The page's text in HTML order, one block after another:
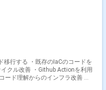
りながら、サービスのパフォー
を持ち、長期的なキャリア形成
ムが横断的にインフラ設計・構
。 ・クリエイティブおよびゲー
にスキルアップできる環境で
移行する ・既存のIaCのコードを
クル改善 ・Github Actionを利用
ード理解からのインフラ改善 ・